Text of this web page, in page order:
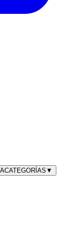
CATEGORÍAS ▼